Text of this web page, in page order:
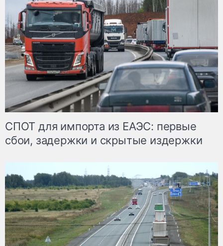
СПОТ для импорта из ЕАЭС: первые
сбои, задержки и скрытые издержки